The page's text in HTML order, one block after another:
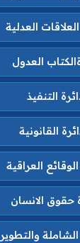
العدلية
العدول
التنفيذ
القانونية
العراقية
حقوق الانسان